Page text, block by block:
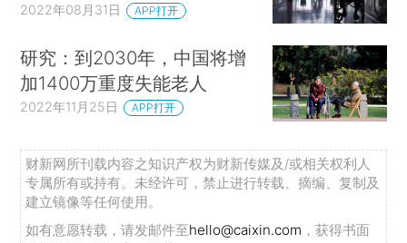
2022年08月31日 APP打开
研究：到2030年，中国将增
加1400万重度失能老人
2022年11月25日 APP打开
财新网所刊载内容之知识产权为财新传媒及/或相关权利人
专属所有或持有。未经许可，禁止进行转载、摘编、复制及
建立镜像等任何使用。
如有意愿转载，请发邮件至hello@caixin.com ，获得书面